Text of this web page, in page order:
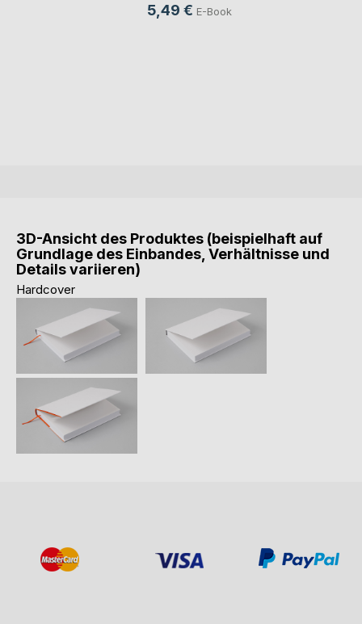
5,49 € E-Book
3D-Ansicht des Produktes (beispielhaft auf
Grundlage des Einbandes, Verhältnisse und
Details variieren)
Hardcover